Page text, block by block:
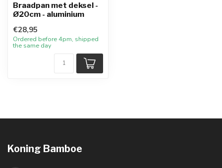
Braadpan met deksel -
Ø20cm - aluminium
€28,95
Ordered before 4pm, shipped
the same day
Koning Bamboe